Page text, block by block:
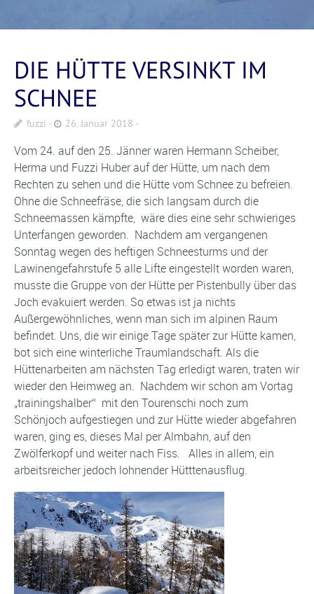
DIE HÜTTE VERSINKT IM
SCHNEE
fuzzi 26. Januar 2018
Vom 24. auf den 25. Jänner waren Hermann Scheiber,
Herma und Fuzzi Huber auf der Hütte, um nach dem
Rechten zu sehen und die Hütte vom Schnee zu befreien.
Ohne die Schneefräse, die sich langsam durch die
Schneemassen kämpfte, wäre dies eine sehr schwieriges
Unterfangen geworden. Nachdem am vergangenen
Sonntag wegen des heftigen Schneesturms und der
Lawinengefahrstufe 5 alle Lifte eingestellt worden waren,
musste die Gruppe von der Hütte per Pistenbully über das
Joch evakuiert werden. So etwas ist ja nichts
Außergewöhnliches, wenn man sich im alpinen Raum
befindet. Uns, die wir einige Tage später zur Hütte kamen,
bot sich eine winterliche Traumlandschaft. Als die
Hüttenarbeiten am nächsten Tag erledigt waren, traten wir
wieder den Heimweg an. Nachdem wir schon am Vortag
„trainingshalber“ mit den Tourenschi noch zum
Schönjoch aufgestiegen und zur Hütte wieder abgefahren
waren, ging es, dieses Mal per Almbahn, auf den
Zwölferkopf und weiter nach Fiss. Alles in allem, ein
arbeitsreicher jedoch lohnender Hütttenausflug.